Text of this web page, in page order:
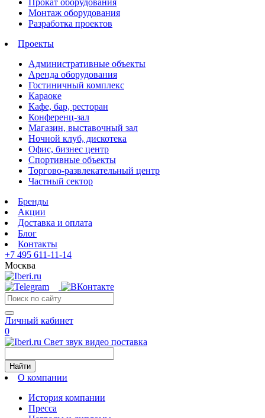
Монтаж оборудования
Разработка проектов
Проекты
Административные объекты
Аренда оборудования
Гостиничный комплекс
Караоке
Кафе, бар, ресторан
Конференц-зал
Магазин, выставочный зал
Ночной клуб, дискотека
Офис, бизнес центр
Спортивные объекты
Торгово-развлекательный центр
Частный сектор
Бренды
Акции
Доставка и оплата
Блог
Контакты
+7 495 611-11-14
Москва
Личный кабинет
0
Свет звук видео поставка
Найти
О компании
История компании
Пресса